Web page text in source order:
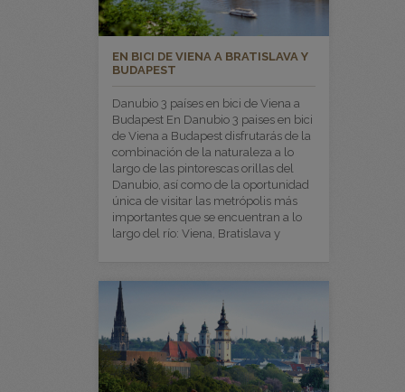
EN BICI DE VIENA A BRATISLAVA Y
BUDAPEST
Danubio 3 países en bici de Viena a
Budapest En Danubio 3 paises en bici
de Viena a Budapest disfrutarás de la
combinación de la naturaleza a lo
largo de las pintorescas orillas del
Danubio, así como de la oportunidad
única de visitar las metrópolis más
importantes que se encuentran a lo
largo del río: Viena, Bratislava y